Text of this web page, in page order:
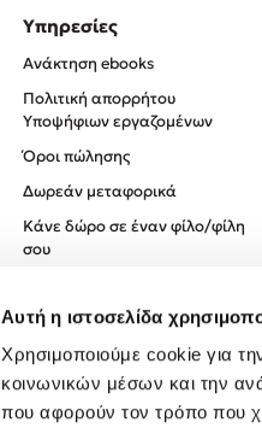
Αυτή η ιστοσελίδα
Χρησιμοποιούμε cookie για
κοινωνικών μέσων και την
που αφορούν τον τρόπο που
Υπηρεσίες
Ανάκτηση ebooks
Πολιτική απορρήτου
Υποψήφιων εργαζομένων
Όροι πώλησης
Δωρεάν μεταφορικά
Κάνε δώρο σε έναν φίλο/φίλη
σου
Πολιτική Απορρήτου
Όροι χρήσης